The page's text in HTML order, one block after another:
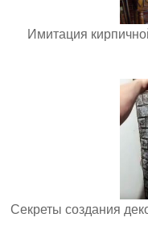
Имитация
Секреты создания